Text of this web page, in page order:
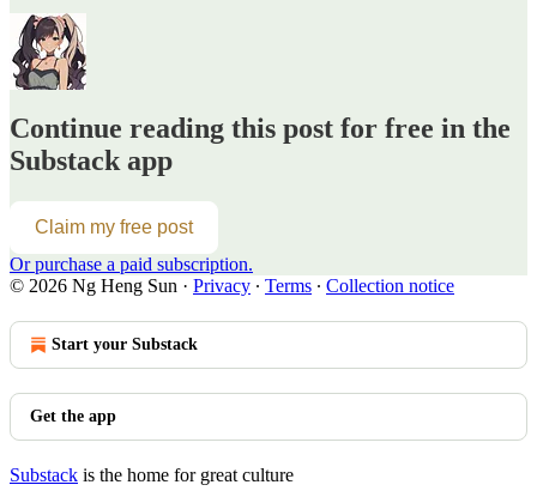
Continue reading this post for free in the
Substack app
Claim my free post
Or purchase a paid subscription.
© 2026 Ng Heng Sun · Privacy ∙ Terms ∙ Collection notice
Start your Substack
Get the app
Substack is the home for great culture